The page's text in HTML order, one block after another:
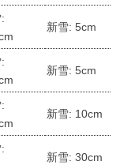
新雪: 5cm
新雪: 5cm
新雪: 10cm
新雪: 30cm